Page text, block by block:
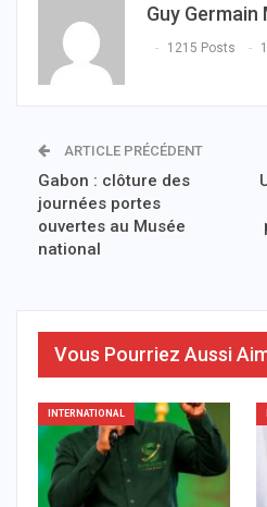
Guy Germain
1215 Posts
ARTICLE PRÉCÉDENT
Gabon : clôture des
journées portes
ouvertes au Musée
national
Vous Pourriez Aussi
INTERNATIONAL